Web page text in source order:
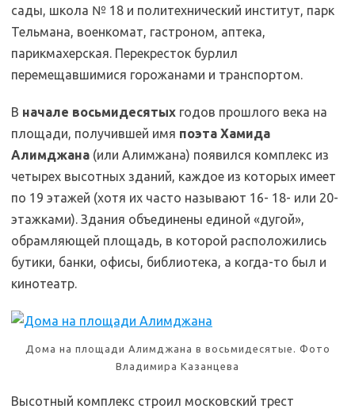
сады, школа № 18 и политехнический институт, парк
Тельмана, военкомат, гастроном, аптека,
парикмахерская. Перекресток бурлил
перемещавшимися горожанами и транспортом.
В начале восьмидесятых годов прошлого века на
площади, получившей имя поэта Хамида
Алимджана (или Алимжана) появился комплекс из
четырех высотных зданий, каждое из которых имеет
по 19 этажей (хотя их часто называют 16- 18- или 20-
этажками). Здания объединены единой «дугой»,
обрамляющей площадь, в которой расположились
бутики, банки, офисы, библиотека, а когда-то был и
кинотеатр.
Дома на площади Алимджана в восьмидесятые. Фото
Владимира Казанцева
Высотный комплекс строил московский трест